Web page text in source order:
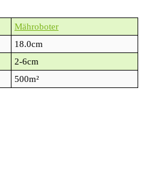
Mähroboter
18.0cm
2-6cm
500m²